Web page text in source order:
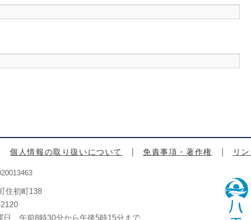
個人情報の取り扱いについて 免責事項・著作権 リ
住初町138
日 午前8時30分から午後5時15分まで